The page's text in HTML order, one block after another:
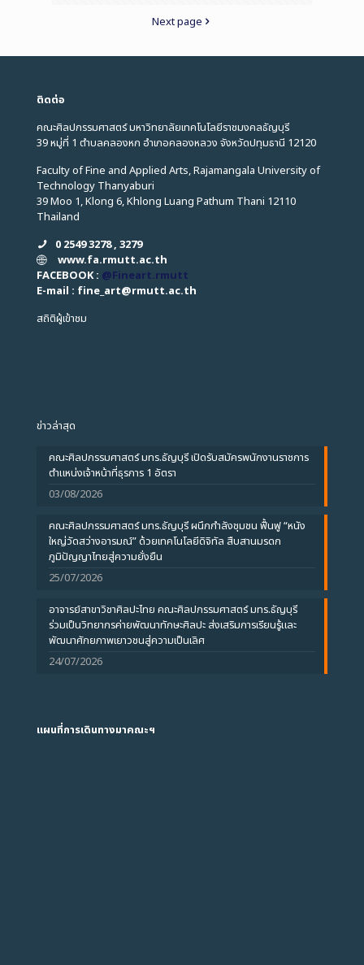
Next page
ติดต่อ
คณะศิลปกรรมศาสตร์ มหาวิทยาลัยเทคโนโลยีราชมงคลธัญบุรี
39 หมู่ที่ 1 ตำบลคลองหก อำเภอคลองหลวง จังหวัดปทุมธานี 12120
Faculty of Fine and Applied Arts, Rajamangala University of
Technology Thanyaburi
39 Moo 1, Klong 6, Khlong Luang Pathum Thani 12110
Thailand
0 2549 3278 , 3279
www.fa.rmutt.ac.th
FACEBOOK : @Fineart.rmutt
E-mail : fine_art@rmutt.ac.th
สถิติผู้เข้าชม
ข่าวล่าสุด
คณะศิลปกรรมศาสตร์ มทร.ธัญบุรี เปิดรับสมัครพนักงานราชการ
ตำแหน่งเจ้าหน้าที่ธุรการ 1 อัตรา
03/08/2026
คณะศิลปกรรมศาสตร์ มทร.ธัญบุรี ผนึกกำลังชุมชน ฟื้นฟู “หนัง
ใหญ่วัดสว่างอารมณ์” ด้วยเทคโนโลยีดิจิทัล สืบสานมรดก
ภูมิปัญญาไทยสู่ความยั่งยืน
25/07/2026
อาจารย์สาขาวิชาศิลปะไทย คณะศิลปกรรมศาสตร์ มทร.ธัญบุรี
ร่วมเป็นวิทยากรค่ายพัฒนาทักษะศิลปะ ส่งเสริมการเรียนรู้และ
พัฒนาศักยภาพเยาวชนสู่ความเป็นเลิศ
24/07/2026
แผนที่การเดินทางมาคณะฯ